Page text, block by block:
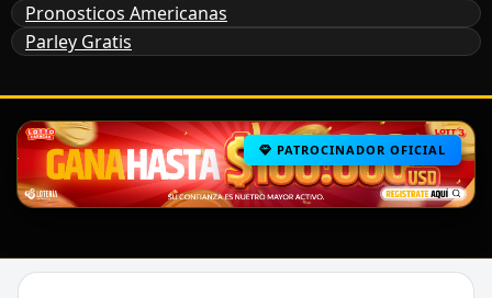
Pronosticos Americanas
Parley Gratis
PATROCINADOR OFICIAL